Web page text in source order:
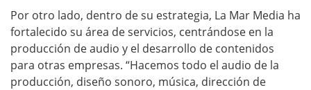
Por otro lado, dentro de su estrategia, La Mar Media ha
fortalecido su área de servicios, centrándose en la
producción de audio y el desarrollo de contenidos
para otras empresas. “Hacemos todo el audio de la
producción, diseño sonoro, música, dirección de